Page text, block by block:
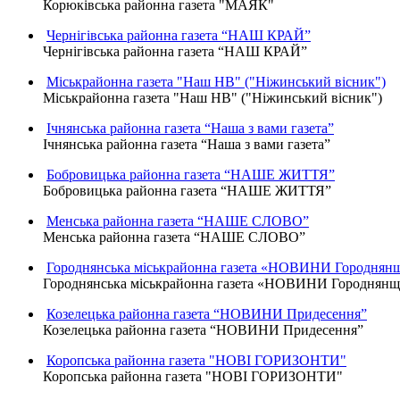
Корюківська районна газета "МАЯК"
Чернігівська районна газета “НАШ КРАЙ”
Чернігівська районна газета “НАШ КРАЙ”
Міськрайонна газета "Наш НВ" ("Ніжинський вісник")
Міськрайонна газета "Наш НВ" ("Ніжинський вісник")
Ічнянська районна газета “Наша з вами газета”
Ічнянська районна газета “Наша з вами газета”
Бобровицька районна газета “НАШЕ ЖИТТЯ”
Бобровицька районна газета “НАШЕ ЖИТТЯ”
Менська районна газета “НАШЕ СЛОВО”
Менська районна газета “НАШЕ СЛОВО”
Городнянська міськрайонна газета «НОВИНИ
Городнянська міськрайонна газета «НОВИНИ
Козелецька районна газета “НОВИНИ Придесення”
Козелецька районна газета “НОВИНИ Придесення”
Коропська районна газета "НОВІ ГОРИЗОНТИ"
Коропська районна газета "НОВІ ГОРИЗОНТИ"